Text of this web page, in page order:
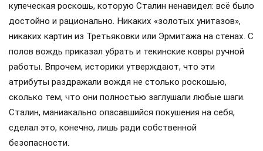
купеческая роскошь, которую Сталин ненавидел: всё было
достойно и рационально. Никаких «золотых унитазов»,
никаких картин из Третьяковки или Эрмитажа на стенах. С
полов вождь приказал убрать и текинские ковры ручной
работы. Впрочем, историки утверждают, что эти
атрибуты раздражали вождя не столько роскошью,
сколько тем, что они полностью заглушали любые шаги.
Сталин, маниакально опасавшийся покушения на себя,
сделал это, конечно, лишь ради собственной
безопасности.